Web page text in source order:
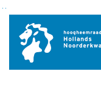
Ga naar de inhoud van
Ga naar het zoeken
Ga naar het menu